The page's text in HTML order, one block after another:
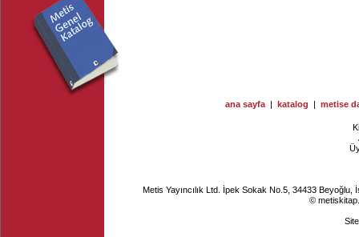
ana sayfa | katalog | metise
Metis Yayıncılık Ltd. İpek Sokak No.5, 34433
©